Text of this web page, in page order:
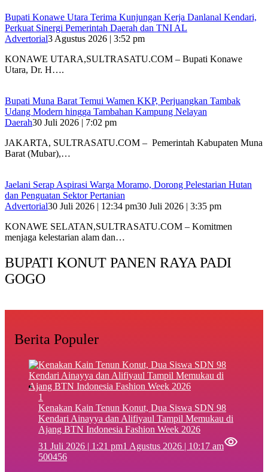
Bupati Konawe Utara Terima Kunjungan Kerja Danlanal Kendari,
Perkuat Sinergi Pemerintah Daerah dan TNI AL
Advertorial3 Agustus 2026 | 3:52 pm
‎KONAWE UTARA,SULTRASATU.COM – Bupati Konawe
Utara, Dr. H….
‎Bupati Muna Barat Temui Wamen KKP, Perjuangkan Tambak
Udang Modern hingga Tambahan Kampung Nelayan
Daerah30 Juli 2026 | 7:02 pm
‎JAKARTA, SULTRASATU.COM – Pemerintah Kabupaten Muna
Barat (Mubar),…
Jaelani Serap Aspirasi Warga Moramo, Dorong Pelestarian Hutan
dan Penguatan Sektor Pertanian
Advertorial30 Juli 2026 | 12:34 pm30 Juli 2026 | 3:35 pm
KONAWE SELATAN,SULTRASATU.COM – Komitmen
menjaga kelestarian alam dan…
BUPATI KONUT PANEN RAYA PADI
GOGO
Berita Populer
1
‎Kenakan Kain Tenun Konut, Dua Siswa SDN 98
Kendari Ainayya dan Alifiyaul Tampil Memukau di
Ajang BTN Indonesia Fashion Week 2026
31 Juli 2026 | 1:21 pm1 Agustus 2026 | 10:17 am
500456